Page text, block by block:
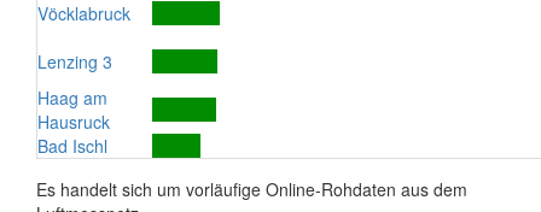
Vöcklabruck
Lenzing 3
Haag am
Hausruck
Bad Ischl
Es handelt sich um vorläufige Online-Rohdaten aus dem